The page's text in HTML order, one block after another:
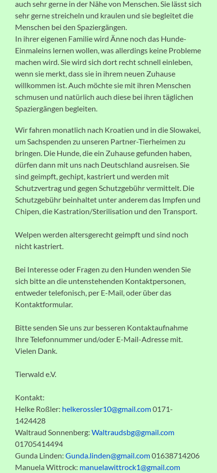
auch sehr gerne in der Nähe von Menschen. Sie lässt sich
sehr gerne streicheln und kraulen und sie begleitet die
Menschen bei den Spaziergängen.
In ihrer eigenen Familie wird Änne noch das Hunde-
Einmaleins lernen wollen, was allerdings keine Probleme
machen wird. Sie wird sich dort recht schnell einleben,
wenn sie merkt, dass sie in ihrem neuen Zuhause
willkommen ist. Auch möchte sie mit ihren Menschen
schmusen und natürlich auch diese bei ihren täglichen
Spaziergängen begleiten.
Wir fahren monatlich nach Kroatien und in die Slowakei,
um Sachspenden zu unseren Partner-Tierheimen zu
bringen. Die Hunde, die ein Zuhause gefunden haben,
dürfen dann mit uns nach Deutschland ausreisen. Sie
sind geimpft, gechipt, kastriert und werden mit
Schutzvertrag und gegen Schutzgebühr vermittelt. Die
Schutzgebühr beinhaltet unter anderem das Impfen und
Chipen, die Kastration/Sterilisation und den Transport.
Welpen werden altersgerecht geimpft und sind noch
nicht kastriert.
Bei Interesse oder Fragen zu den Hunden wenden Sie
sich bitte an die untenstehenden Kontaktpersonen,
entweder telefonisch, per E-Mail, oder über das
Kontaktformular.
Bitte senden Sie uns zur besseren Kontaktaufnahme
Ihre Telefonnummer und/oder E-Mail-Adresse mit.
Vielen Dank.
Tierwald e.V.
Kontakt:
Helke Roßler: helkerossler10@gmail.com0171-
1424428
Waltraud Sonnenberg:Waltraudsbg@gmail.com
01705414494
Gunda Linden:Gunda.linden@gmail.com01638714206
Manuela Wittrock: manuelawittrock1@gmail.com